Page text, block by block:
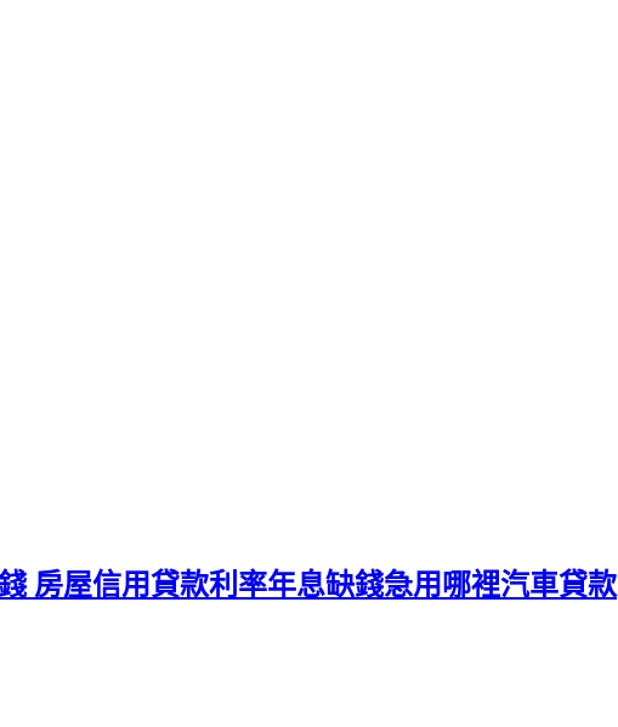
房屋信用貸款利率年息缺錢急用哪裡汽車貸款